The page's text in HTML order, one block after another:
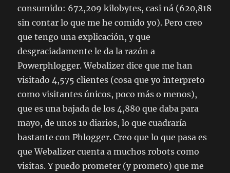
consumido: 672,209 kilobytes, casi ná (620,818
sin contar lo que me he comido yo). Pero creo
que tengo una explicación, y que
desgraciadamente le da la razón a
Powerphlogger. Webalizer dice que me han
visitado 4,575 clientes (cosa que yo interpreto
como visitantes únicos, poco más o menos),
que es una bajada de los 4,880 que daba para
mayo, de unos 10 diarios, lo que cuadraría
bastante con Phlogger. Creo que lo que pasa es
que Webalizer cuenta a muchos robots como
visitas. Y puedo prometer (y prometo) que me